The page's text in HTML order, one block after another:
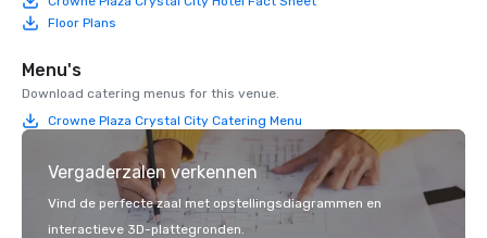
Floor Plans
Menu's
Download catering menus for this venue.
Crowne Plaza Crystal City Catering Menu
Vergaderzalen verkennen
Vind de perfecte zaal met opstellingsdiagrammen en
interactieve 3D-plattegronden.